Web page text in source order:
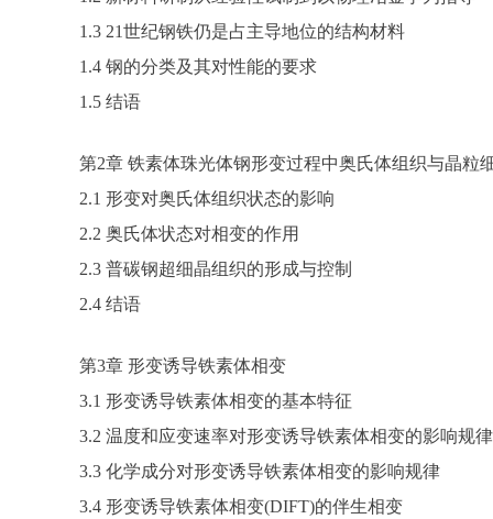
1.3 21世纪钢铁仍是占主导地位的结构材料
1.4 钢的分类及其对性能的要求
1.5 结语
第2章 铁素体珠光体钢形变过程中奥氏体组织与晶粒
2.1 形变对奥氏体组织状态的影响
2.2 奥氏体状态对相变的作用
2.3 普碳钢超细晶组织的形成与控制
2.4 结语
第3章 形变诱导铁素体相变
3.1 形变诱导铁素体相变的基本特征
3.2 温度和应变速率对形变诱导铁素体相变的影响规律
3.3 化学成分对形变诱导铁素体相变的影响规律
3.4 形变诱导铁素体相变(DIFT)的伴生相变